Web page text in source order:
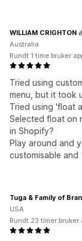
Tried using
menu, but it took
Tried using 'float
Selected float on
in Shopify?
Play around and
customisable and
WILLIAM CRIGHTON
Australia
Rundt 1 time bruker
Tuga & Family of
USA
Rundt 23 timer bruker